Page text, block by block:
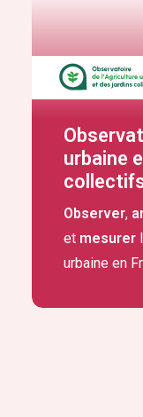
urbaine
Observer,
et mesurer
urbaine en